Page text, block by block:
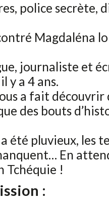
police secrète,
Magdaléna
journaliste et
y a 4 ans.
a fait découvrir
des bouts
été pluvieux, les
En
Tchéquie !
: